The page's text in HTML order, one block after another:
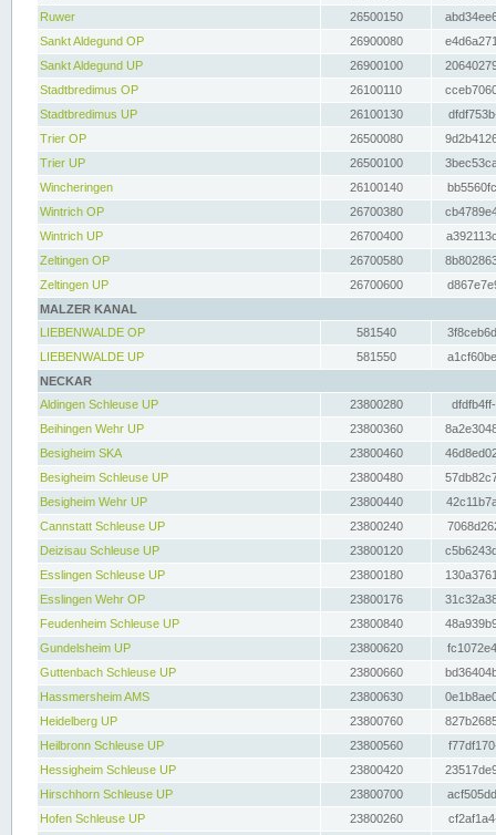
Ruwer
26500150
Sankt Aldegund OP
26900080
Sankt Aldegund UP
26900100
Stadtbredimus OP
26100110
Stadtbredimus UP
26100130
Trier OP
26500080
Trier UP
26500100
Wincheringen
26100140
Wintrich OP
26700380
Wintrich UP
26700400
Zeltingen OP
26700580
Zeltingen UP
26700600
MALZER KANAL
LIEBENWALDE OP
581540
LIEBENWALDE UP
581550
NECKAR
Aldingen Schleuse UP
23800280
Beihingen Wehr UP
23800360
Besigheim SKA
23800460
Besigheim Schleuse UP
23800480
Besigheim Wehr UP
23800440
Cannstatt Schleuse UP
23800240
Deizisau Schleuse UP
23800120
Esslingen Schleuse UP
23800180
Esslingen Wehr OP
23800176
Feudenheim Schleuse UP
23800840
Gundelsheim UP
23800620
Guttenbach Schleuse UP
23800660
Hassmersheim AMS
23800630
Heidelberg UP
23800760
Heilbronn Schleuse UP
23800560
Hessigheim Schleuse UP
23800420
Hirschhorn Schleuse UP
23800700
Hofen Schleuse UP
23800260